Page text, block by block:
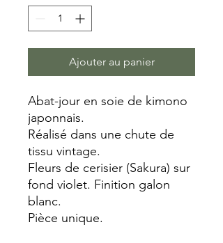
Ajouter au panier
Abat-jour en soie de kimono
japonnais.
Réalisé dans une chute de
tissu vintage.
Fleurs de cerisier (Sakura) sur
fond violet. Finition galon
blanc.
Pièce unique.